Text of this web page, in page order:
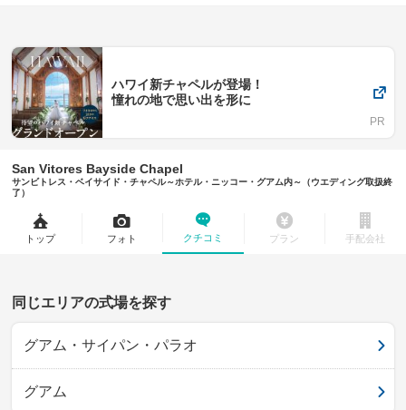
ハワイ新チャペルが登場！
憧れの地で思い出を形に
San Vitores Bayside Chapel
サンビトレス・ベイサイド・チャペル～ホテル・ニッコー・グアム内～（ウエディング取扱終
了）
トップ フォト クチコミ プラン 手配会社
同じエリアの式場を探す
グアム・サイパン・パラオ
グアム